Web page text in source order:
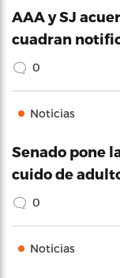
AAA y SJ
cuadran
0
Noticias
Senado pone
cuido de
0
Noticias